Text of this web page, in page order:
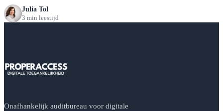
Julia Tol
3 min leestijd
Onafhankelijk auditbureau voor digitale